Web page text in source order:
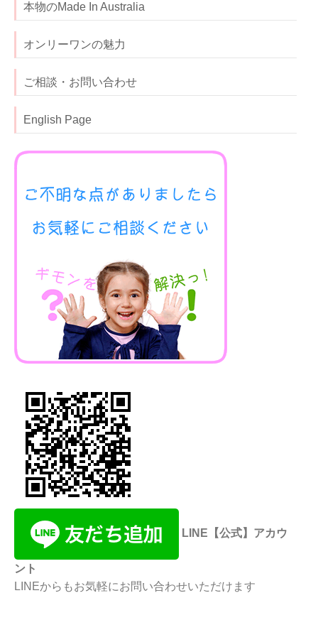
本物のMade In Australia
オンリーワンの魅力
ご相談・お問い合わせ
English Page
LINE【公式】アカウ
ント
LINEからもお気軽にお問い合わせいただけます